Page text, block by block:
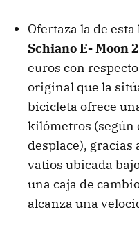
Ofertaza la de
Schiano E- Moon
euros con
original que la
bicicleta ofrece
kilómetros (según
desplace), gracias
vatios ubicada
una caja de
alcanza una